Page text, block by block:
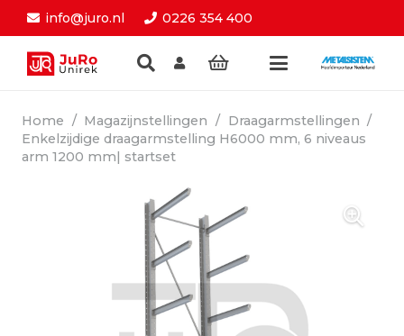
info@juro.nl 0226 354 400
Home / Magazijnstellingen / Draagarmstellingen /
Enkelzijdige draagarmstelling H6000 mm, 6 niveaus
arm 1200 mm| startset